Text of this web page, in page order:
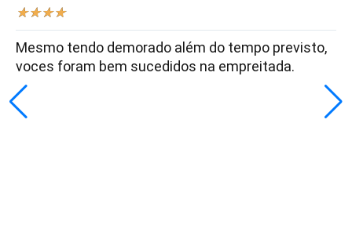
★★★★
Mesmo tendo demorado além do tempo previsto,
voces foram bem sucedidos na empreitada.